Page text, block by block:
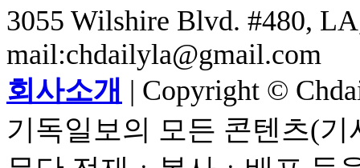
3055 Wilshire Blvd. #480,
mail:chdailyla@gmail.com
회사소개 | Copyright ©
기독일보의 모든 콘텐츠(